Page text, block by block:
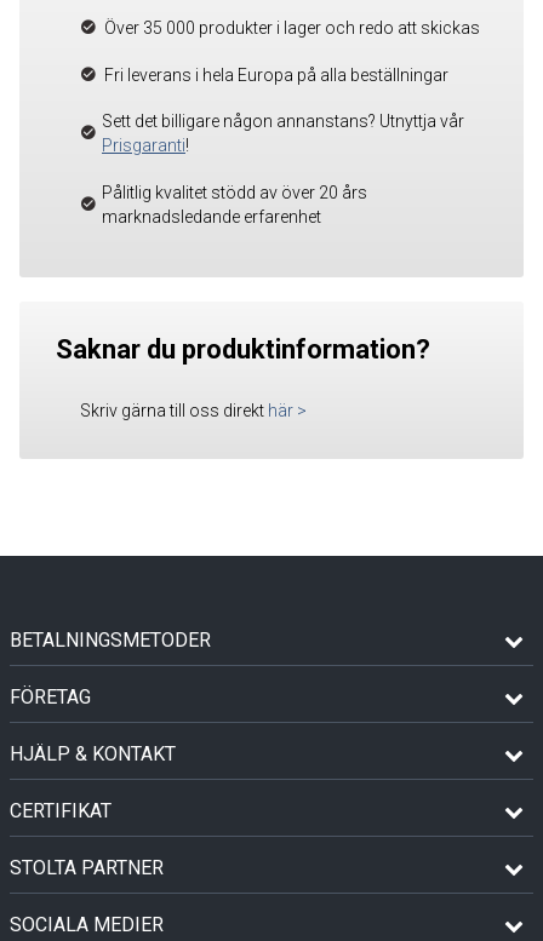
Över 35 000 produkter i lager och redo att skickas
Fri leverans i hela Europa på alla beställningar
Sett det billigare någon annanstans? Utnyttja vår
Prisgaranti!
Pålitlig kvalitet stödd av över 20 års
marknadsledande erfarenhet
Saknar du produktinformation?
Skriv gärna till oss direkt här >
BETALNINGSMETODER
FÖRETAG
HJÄLP & KONTAKT
CERTIFIKAT
STOLTA PARTNER
SOCIALA MEDIER